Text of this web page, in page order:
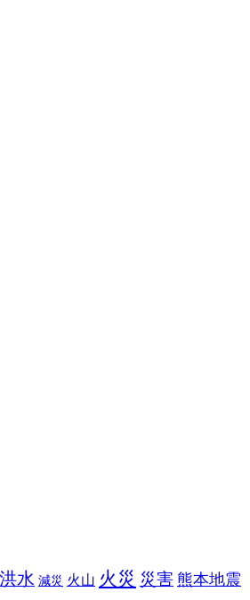
洪水 減災 火山 火災 災害 熊本地震